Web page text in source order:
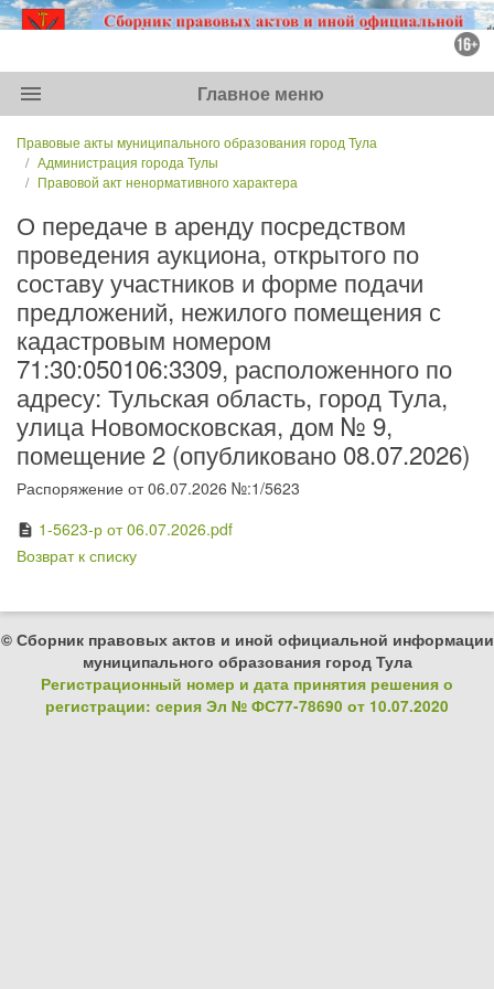
menu Главное меню
Правовые акты муниципального образования город Тула
Администрация города Тулы
Правовой акт ненормативного характера
О передаче в аренду посредством
проведения аукциона, открытого по
составу участников и форме подачи
предложений, нежилого помещения с
кадастровым номером
71:30:050106:3309, расположенного по
адресу: Тульская область, город Тула,
улица Новомосковская, дом № 9,
помещение 2 (опубликовано 08.07.2026)
Распоряжение от 06.07.2026 №:1/5623
description 1-5623-р от 06.07.2026.pdf
Возврат к списку
© Сборник правовых актов и иной официальной информации
муниципального образования город Тула
Регистрационный номер и дата принятия решения о
регистрации: серия Эл № ФС77-78690 от 10.07.2020